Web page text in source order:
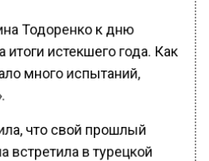
Тодоренко к дню
истекшего года. Как
много испытаний,
что свой прошлый
встретила в турецкой